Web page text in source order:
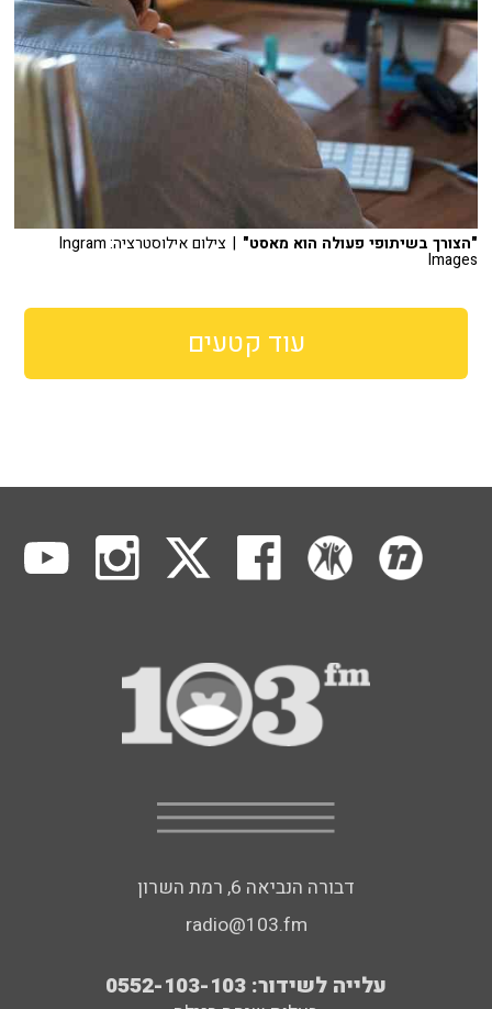
"הצורך בשיתופי פעולה הוא מאסט" | צילום אילוסטרציה: Ingram
Images
עוד קטעים
דבורה הנביאה 6, רמת השרון
radio@103.fm
עלייה לשידור: 0552-103-103